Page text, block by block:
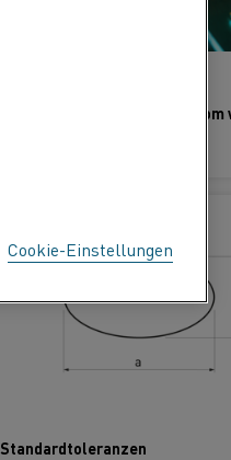
Standardtoleranzen
Cookie-Einstellungen